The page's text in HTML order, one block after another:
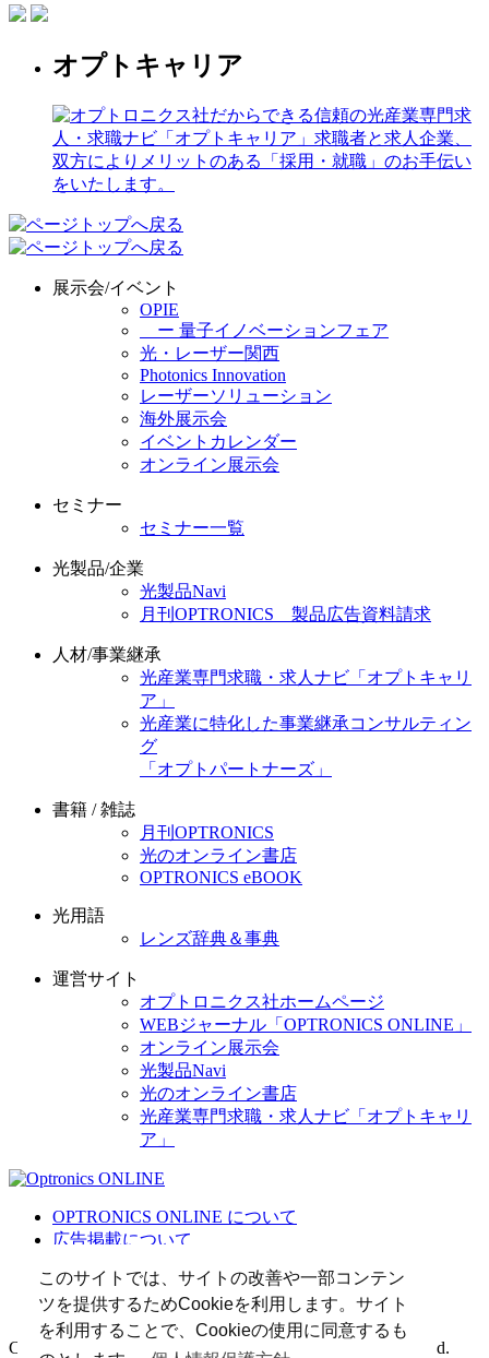
このサイトでは、サイトの改善や一部コンテン
ツを提供するためCookieを利用します。サイト
を利用することで、Cookieの使用に同意するも
オプトキャリア
展示会/イベント
OPIE
ー 量子イノベーションフェア
光・レーザー関西
Photonics Innovation
レーザーソリューション
海外展示会
イベントカレンダー
オンライン展示会
セミナー
セミナー一覧
光製品/企業
光製品Navi
月刊OPTRONICS 製品広告資料請求
人材/事業継承
光産業専門求職・求人ナビ「オプトキャリ
ア」
光産業に特化した事業継承コンサルティン
グ
「オプトパートナーズ」
書籍 / 雑誌
月刊OPTRONICS
光のオンライン書店
OPTRONICS eBOOK
光用語
レンズ辞典＆事典
運営サイト
オプトロニクス社ホームページ
WEBジャーナル「OPTRONICS ONLINE」
オンライン展示会
光製品Navi
光のオンライン書店
光産業専門求職・求人ナビ「オプトキャリ
ア」
OPTRONICS ONLINE について
広告掲載について
個人情報
光関連リンク集
Copyright (C) 2025 The Optronics Co., Ltd. All rights reserved.